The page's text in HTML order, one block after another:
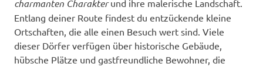
charmanten Charakterund ihre malerische Landschaft.
Entlang deiner Route findest du entzückende kleine
Ortschaften, die alle einen Besuch wert sind. Viele
dieser Dörfer verfügen über historische Gebäude,
hübsche Plätze und gastfreundliche Bewohner, die